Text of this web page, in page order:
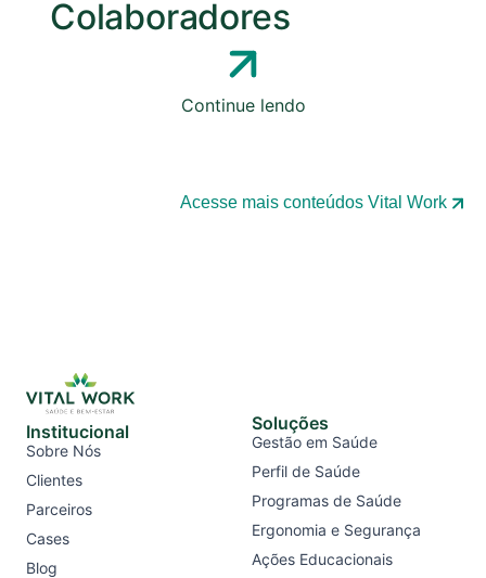
Colaboradores
Continue lendo
Acesse mais conteúdos Vital Work
Institucional
Sobre Nós
Clientes
Parceiros
Cases
Blog
Soluções
Gestão em Saúde
Perfil de Saúde
Programas de Saúde
Ergonomia e Segurança
Ações Educacionais